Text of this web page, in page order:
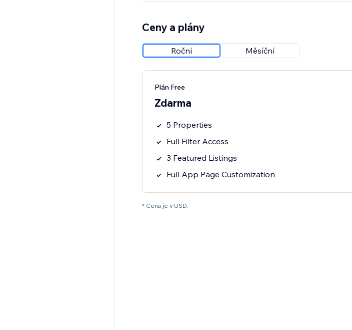
Ceny a plány
Roční Měsíční
Plán Free
Zdarma
5 Properties
Full Filter Access
3 Featured Listings
Full App Page Customization
* Cena je v USD.